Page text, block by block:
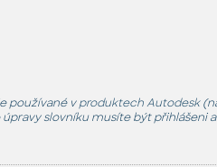
používané vproduktech Autodesk
slovníku musíte být přihlášeni